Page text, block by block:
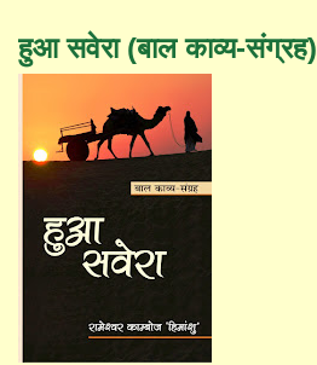
हुआ सवेरा (बाल काव्य-संग्रह)